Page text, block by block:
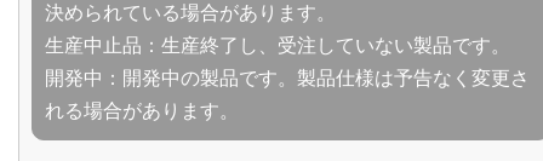
決められている場合があります。
生産中止品：生産終了し、受注していない製品です。
開発中：開発中の製品です。製品仕様は予告なく変更さ
れる場合があります。